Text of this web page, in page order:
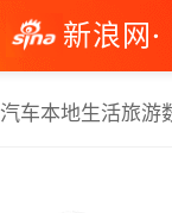
新浪网·
汽车本地生活旅游